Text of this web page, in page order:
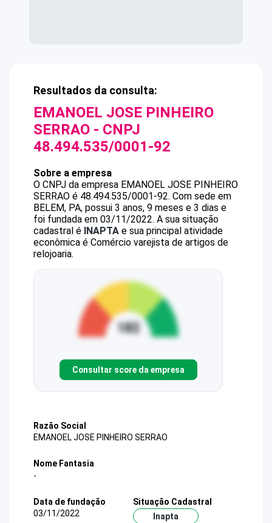
Resultados da consulta:
EMANOEL JOSE PINHEIRO
SERRAO - CNPJ
48.494.535/0001-92
Sobre a empresa
O CNPJ da empresa EMANOEL JOSE PINHEIRO
SERRAO é 48.494.535/0001-92. Com sede em
BELEM, PA, possui 3 anos, 9 meses e 3 dias e
foi fundada em 03/11/2022. A sua situação
cadastral é INAPTA e sua principal atividade
econômica é Comércio varejista de artigos de
relojoaria.
Consultar score da empresa
Razão Social
EMANOEL JOSE PINHEIRO SERRAO
Nome Fantasia
-
Data de fundação
03/11/2022
Situação Cadastral
Inapta